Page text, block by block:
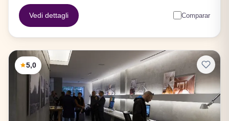
Vedi dettagli Comparar
5,0